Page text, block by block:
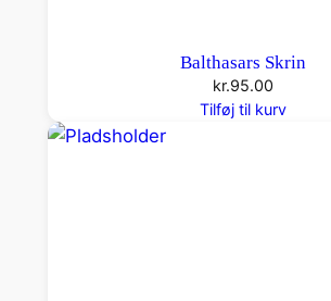
Balthasars Skrin
kr.95.00
Tilføj til kurv